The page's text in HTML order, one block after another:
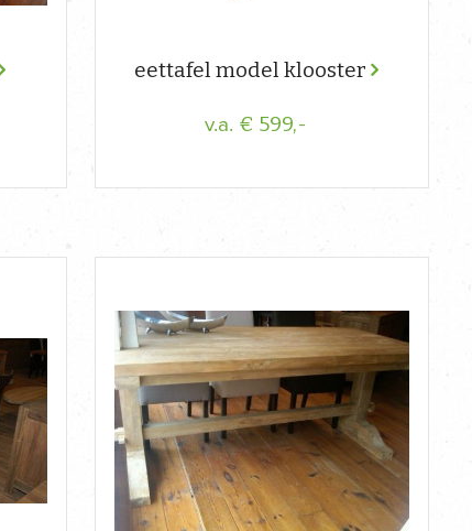
eettafel model klooster
v.a. € 599,-